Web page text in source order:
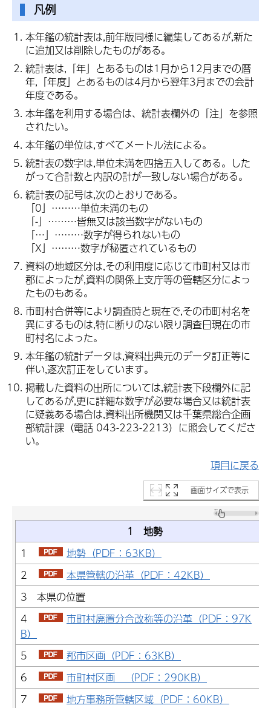
凡例
本年鑑の統計表は,前年版同様に編集してあるが,新た
に追加又は削除したものがある。
統計表は,「年」とあるものは1月から12月までの暦
年,「年度」とあるものは4月から翌年3月までの会計
年度である。
本年鑑を利用する場合は、統計表欄外の「注」を参照
されたい。
本年鑑の単位は,すべてメートル法による。
統計表の数字は,単位未満を四捨五入してある。した
がって合計数と内訳の計が一致しない場合がある。
統計表の記号は,次のとおりである。
「0」………単位未満のもの
「-」………皆無又は該当数字がないもの
「…」………数字が得られないもの
「X」………数字が秘匿されているもの
資料の地域区分は,その利用度に応じて市町村又は市
郡によったが,資料の関係上支庁等の管轄区分によっ
たものもある。
市町村合併等により調査時と現在で,その市町村名を
異にするものは,特に断りのない限り調査日現在の市
町村名によった。
本年鑑の統計データは,資料出典元のデータ訂正等に
伴い,逐次訂正をしています。
掲載した資料の出所については,統計表下段欄外に記
してあるが,更に詳細な数字が必要な場合又は統計表
に疑義ある場合は,資料出所機関又は千葉県総合企画
部統計課（電話 043-223-2213）に照会してくださ
い。
項目に戻る
画面サイズで表示
1 地勢
1
地勢（PDF：63KB）
2
本県管轄の沿革（PDF：42KB）
3 本県の位置
4
市町村廃置分合改称等の沿革（PDF：97K
B）
5
郡市区画（PDF：63KB）
6
市町村区画 （PDF：290KB）
7
地方事務所管轄区域（PDF：60KB）